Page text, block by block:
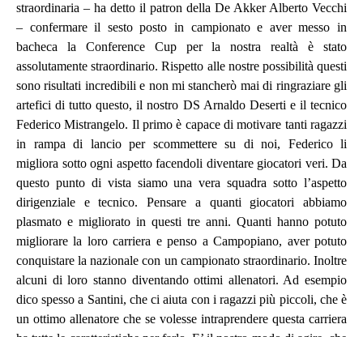
straordinaria – ha detto il patron della De Akker Alberto Vecchi
– confermare il sesto posto in campionato e aver messo in
bacheca la Conference Cup per la nostra realtà è stato
assolutamente straordinario. Rispetto alle nostre possibilità questi
sono risultati incredibili e non mi stancherò mai di ringraziare gli
artefici di tutto questo, il nostro DS Arnaldo Deserti e il tecnico
Federico Mistrangelo. Il primo è capace di motivare tanti ragazzi
in rampa di lancio per scommettere su di noi, Federico li
migliora sotto ogni aspetto facendoli diventare giocatori veri. Da
questo punto di vista siamo una vera squadra sotto l’aspetto
dirigenziale e tecnico. Pensare a quanti giocatori abbiamo
plasmato e migliorato in questi tre anni. Quanti hanno potuto
migliorare la loro carriera e penso a Campopiano, aver potuto
conquistare la nazionale con un campionato straordinario. Inoltre
alcuni di loro stanno diventando ottimi allenatori. Ad esempio
dico spesso a Santini, che ci aiuta con i ragazzi più piccoli, che è
un ottimo allenatore che se volesse intraprendere questa carriera